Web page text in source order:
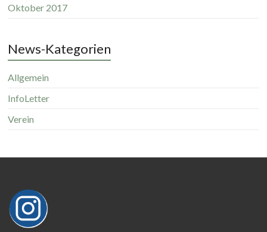
Oktober 2017
News-Kategorien
Allgemein
InfoLetter
Verein